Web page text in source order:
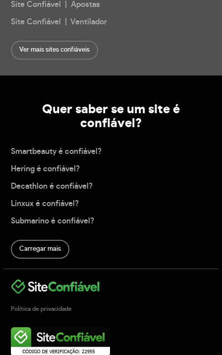
Site Confiável | Apostas
Site Confiável | Ventilador
Ver mais sites confiáveis
Quer saber se um site é
confiável?
Smartbeauty é confiável?
Hering é confiável?
Decathlon é confiável?
Linxux é confiável?
Submarino é confiável?
Carregar mais
Política de privacidade